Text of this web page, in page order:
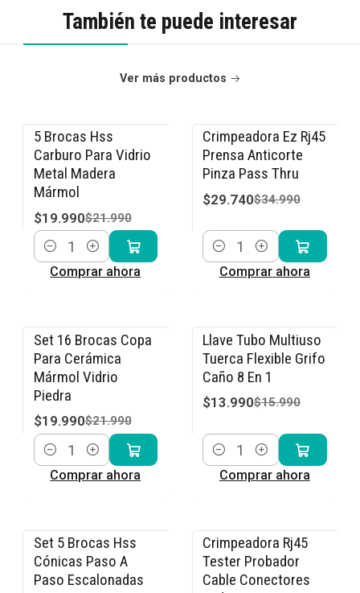
También te puede interesar
Ver más productos
-9% OFF
5 Brocas Hss
Carburo Para Vidrio
Metal Madera
Mármol
$19.990$21.990
Cantidad
Comprar ahora
-15% OFF
Crimpeadora Ez Rj45
Prensa Anticorte
Pinza Pass Thru
$29.740$34.990
Cantidad
Comprar ahora
-9% OFF
Set 16 Brocas Copa
Para Cerámica
Mármol Vidrio
Piedra
$19.990$21.990
Cantidad
Comprar ahora
-13% OFF
Llave Tubo Multiuso
Tuerca Flexible Grifo
Caño 8 En 1
$13.990$15.990
Cantidad
Comprar ahora
-15% OFF
Set 5 Brocas Hss
Cónicas Paso A
Paso Escalonadas
-15% OFF
Crimpeadora Rj45
Tester Probador
Cable Conectores